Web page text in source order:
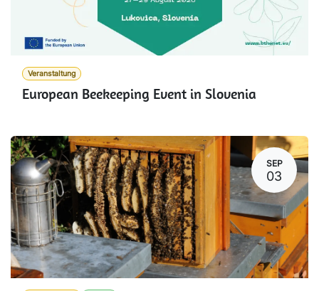
Veranstaltung
European Beekeeping Event in Slovenia
SEP
03